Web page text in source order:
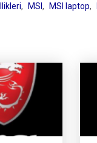
, MSI , MSI laptop,